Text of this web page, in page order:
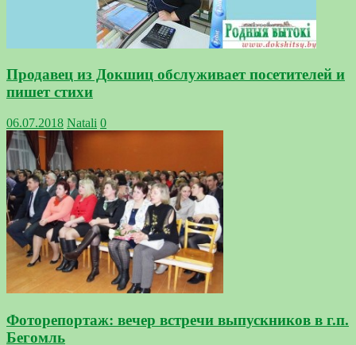
Продавец из Докшиц обслуживает посетителей и
пишет стихи
06.07.2018 Natali 0
Фоторепортаж: вечер встречи выпускников в г.п.
Бегомль